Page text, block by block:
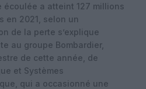
écoulée a atteint 127 millions
en 2021, selon un
de la perte s’explique
au groupe Bombardier,
de cette année, de
et Systèmes
qui a occasionné une